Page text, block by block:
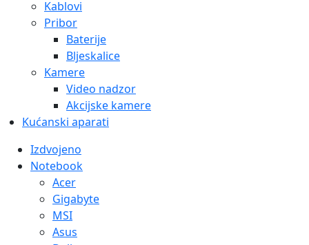
Kablovi
Pribor
Baterije
Bljeskalice
Kamere
Video nadzor
Akcijske kamere
Kućanski aparati
Izdvojeno
Notebook
Acer
Gigabyte
MSI
Asus